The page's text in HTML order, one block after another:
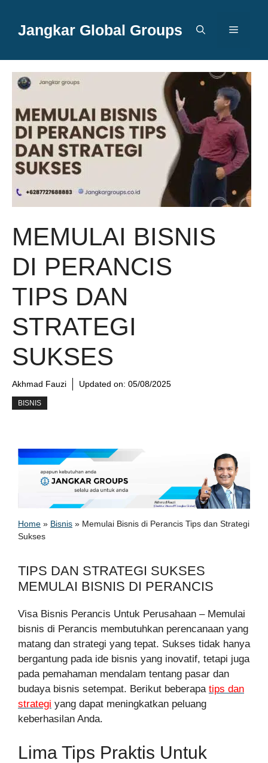
Jangkar Global Groups Menu
MEMULAI BISNIS
DI PERANCIS
TIPS DAN
STRATEGI
SUKSES
Akhmad Fauzi Updated on: 05/08/2025
BISNIS
Home » Bisnis » Memulai Bisnis di Perancis Tips dan Strategi
Sukses
TIPS DAN STRATEGI SUKSES
MEMULAI BISNIS DI PERANCIS
Visa Bisnis Perancis Untuk Perusahaan – Memulai
bisnis di Perancis membutuhkan perencanaan yang
matang dan strategi yang tepat. Sukses tidak hanya
bergantung pada ide bisnis yang inovatif, tetapi juga
pada pemahaman mendalam tentang pasar dan
budaya bisnis setempat. Berikut beberapa tips dan
strategi yang dapat meningkatkan peluang
keberhasilan Anda.
Lima Tips Praktis Untuk